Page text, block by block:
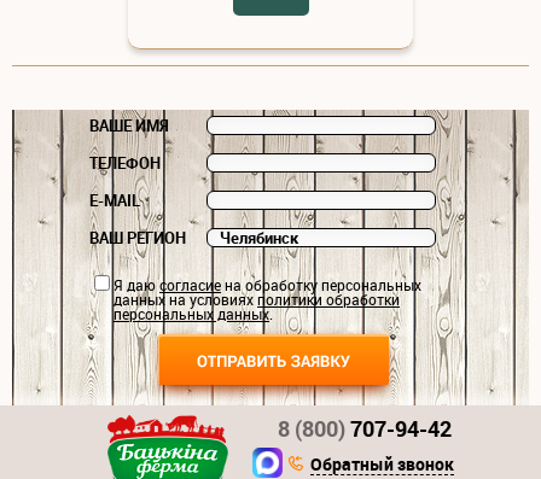
ВАШЕ ИМЯ
ТЕЛЕФОН
E-MAIL
ВАШ РЕГИОН
Я даюсогласиена обработку персональных
данных на условияхполитики обработки
персональных данных.
8 (800)707-94-42
Обратный звонок